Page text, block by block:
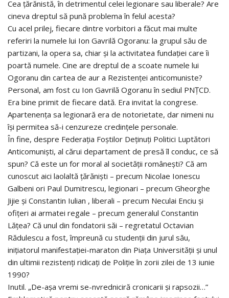
Cea ţărănistă, în detrimentul celei legionare sau liberale? Are
cineva dreptul să pună problema în felul acesta?
Cu acel prilej, fiecare dintre vorbitori a făcut mai multe
referiri la numele lui Ion Gavrilă Ogoranu: la grupul său de
partizani, la opera sa, chiar şi la activitatea fundaţiei care îi
poartă numele. Cine are dreptul de a scoate numele lui
Ogoranu din cartea de aur a Rezistenţei anticomuniste?
Personal, am fost cu Ion Gavrilă Ogoranu în sediul PNŢCD.
Era bine primit de fiecare dată. Era invitat la congrese.
Apartenenţa sa legionară era de notorietate, dar nimeni nu
îşi permitea să-i cenzureze credinţele personale.
În fine, despre Federaţia Foştilor Deţinuţi Politici Luptători
Anticomunişti, al cărui departament de presă îl conduc, ce să
spun? Că este un for moral al societăţii româneşti? Că am
cunoscut aici laolaltă ţărănişti – precum Nicolae Ionescu
Galbeni ori Paul Dumitrescu, legionari – precum Gheorghe
Jijie şi Constantin Iulian , liberali – precum Neculai Enciu şi
ofiţeri ai armatei regale – precum generalul Constantin
Lăţea? Că unul din fondatorii săi – regretatul Octavian
Rădulescu a fost, împreună cu studenţii din jurul său,
iniţiatorul manifestaţiei-maraton din Piaţa Universităţii şi unul
din ultimii rezistenţi ridicaţi de Poliţie în zorii zilei de 13 iunie
1990?
Inutil. „De-aşa vremi se-nvredniciră cronicarii şi rapsozii…”